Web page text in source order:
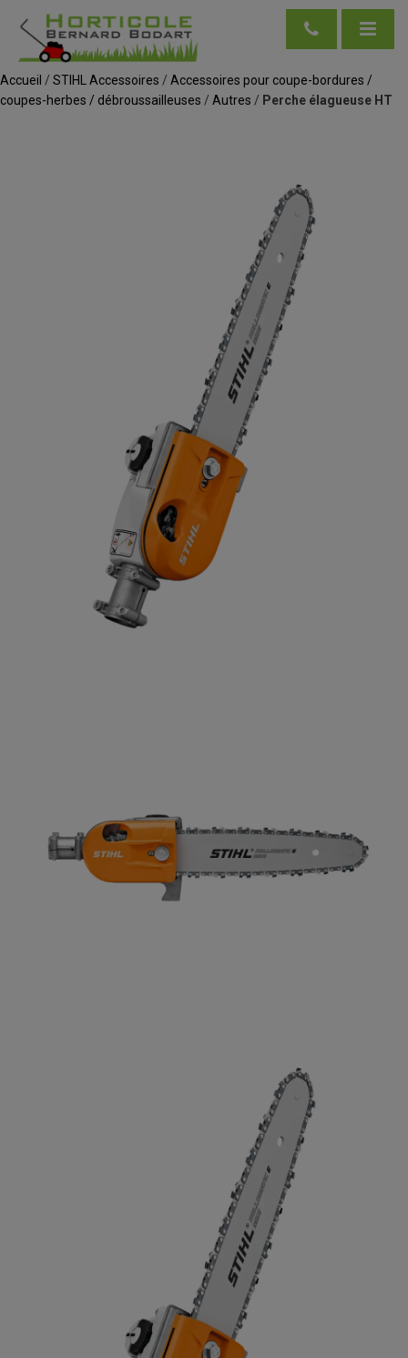
Accueil / STIHL Accessoires / Accessoires pour coupe-bordures /
coupes-herbes / débroussailleuses / Autres / Perche élagueuse HT